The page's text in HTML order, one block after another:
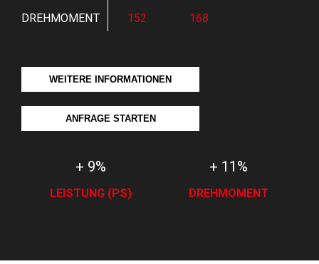
DREHMOMENT
152 168
WEITERE INFORMATIONEN
ANFRAGE STARTEN
+ 9%
LEISTUNG (PS)
+ 11%
DREHMOMENT